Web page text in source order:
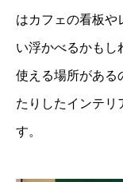
はカフェの看板や
い浮かべるかもし
使える場所がある
たりしたインテリ
す。